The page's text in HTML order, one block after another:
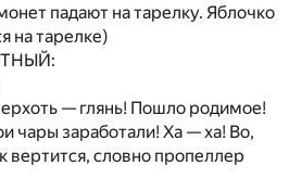
падают на тарелку. Яблочко
на тарелке)
— глянь! Пошло родимое!
чары заработали! Ха — ха! Во,
вертится, словно пропеллер